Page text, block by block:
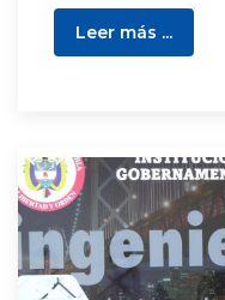
Leer más ...